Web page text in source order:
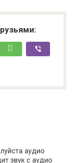
аудио
звук с аудио